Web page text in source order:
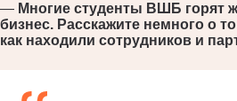
— Многие студенты ВШБ горят
бизнес. Расскажите немного о
как находили сотрудников и